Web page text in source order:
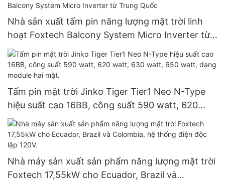
Nhà sản xuất tấm pin năng lượng mặt trời linh
hoạt Foxtech Balcony System Micro Inverter từ
Trung Quốc
Tấm pin mặt trời Jinko Tiger Tier1 Neo N-Type
hiệu suất cao 16BB, công suất 590 watt, 620
watt, 630 watt, 650 watt, dạng module hai mặt.
Nhà máy sản xuất sản phẩm năng lượng mặt trời
Foxtech 17,55kW cho Ecuador, Brazil và